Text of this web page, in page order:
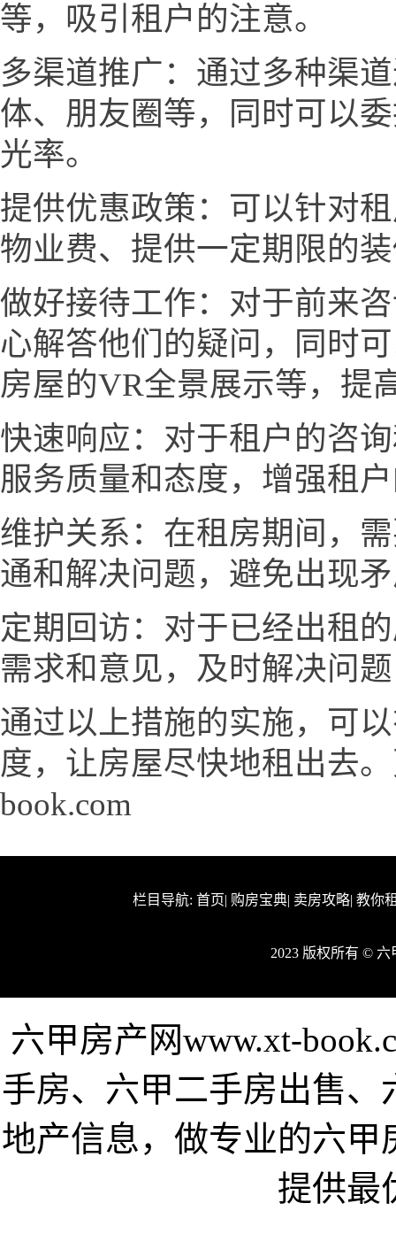
等，吸引租户的注意。
多渠道推广：通过多种渠
体、朋友圈等，同时可以
光率。
提供优惠政策：可以针对
物业费、提供一定期限的
做好接待工作：对于前来
心解答他们的疑问，同时
房屋的VR全景展示等，提
快速响应：对于租户的咨
服务质量和态度，增强租
维护关系：在租房期间，
通和解决问题，避免出现
定期回访：对于已经出租
需求和意见，及时解决问
通过以上措施的实施，可
度，让房屋尽快地租出去
book.com
栏目导航: 首页| 购房宝典| 卖房攻略| 教你
2023 版权所有 ©
六甲房产网www.xt-
手房、六甲二手房出售
地产信息，做专业的六
提供最